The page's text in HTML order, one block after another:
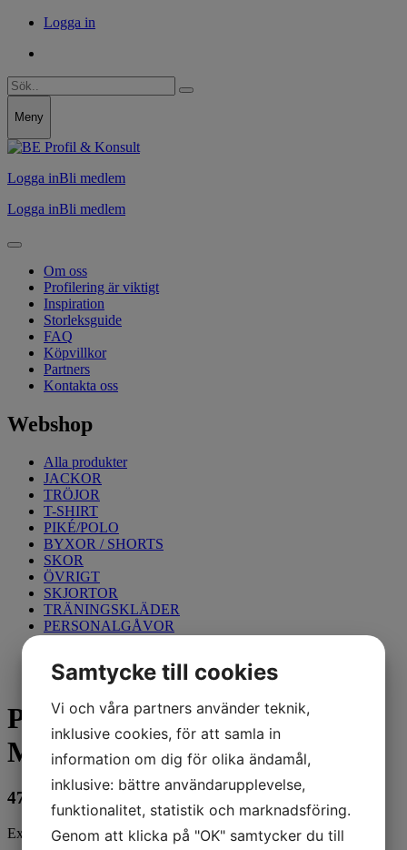
Logga in
Meny
Logga inBli medlem
Logga inBli medlem
Om oss
Profilering är viktigt
Inspiration
Storleksguide
FAQ
Köpvillkor
Partners
Kontakta oss
Webshop
Alla produkter
JACKOR
TRÖJOR
T-SHIRT
PIKÉ/POLO
BYXOR / SHORTS
SKOR
ÖVRIGT
SKJORTOR
TRÄNINGSKLÄDER
PERSONALGÅVOR
Prime Polosweater Svart/Röd
M
479
Exkl. moms
Samtycke till cookies
Vi och våra partners använder teknik,
inklusive cookies, för att samla in
information om dig för olika ändamål,
inklusive: bättre användarupplevelse,
funktionalitet, statistik och marknadsföring.
Genom att klicka på "OK" samtycker du till